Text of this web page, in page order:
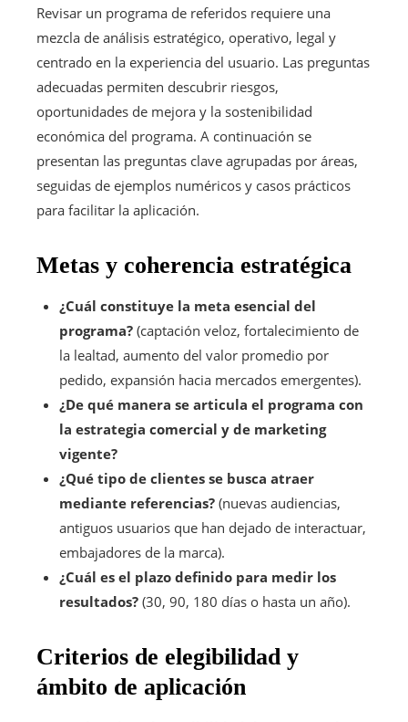
Revisar un programa de referidos requiere una
mezcla de análisis estratégico, operativo, legal y
centrado en la experiencia del usuario. Las preguntas
adecuadas permiten descubrir riesgos,
oportunidades de mejora y la sostenibilidad
económica del programa. A continuación se
presentan las preguntas clave agrupadas por áreas,
seguidas de ejemplos numéricos y casos prácticos
para facilitar la aplicación.
Metas y coherencia estratégica
¿Cuál constituye la meta esencial del
programa? (captación veloz, fortalecimiento de
la lealtad, aumento del valor promedio por
pedido, expansión hacia mercados emergentes).
¿De qué manera se articula el programa con
la estrategia comercial y de marketing
vigente?
¿Qué tipo de clientes se busca atraer
mediante referencias? (nuevas audiencias,
antiguos usuarios que han dejado de interactuar,
embajadores de la marca).
¿Cuál es el plazo definido para medir los
resultados? (30, 90, 180 días o hasta un año).
Criterios de elegibilidad y
ámbito de aplicación